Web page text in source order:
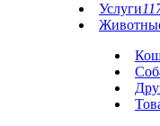
Услуги